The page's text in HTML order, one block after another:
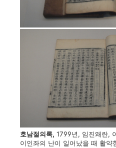
호남절의록, 1799년, 임진왜란,
이인좌의 난이 일어났을 때 활약